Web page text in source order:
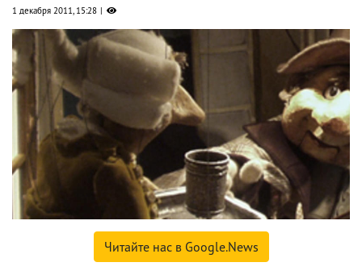
1 декабря 2011, 15:28
Читайте нас в Google.News